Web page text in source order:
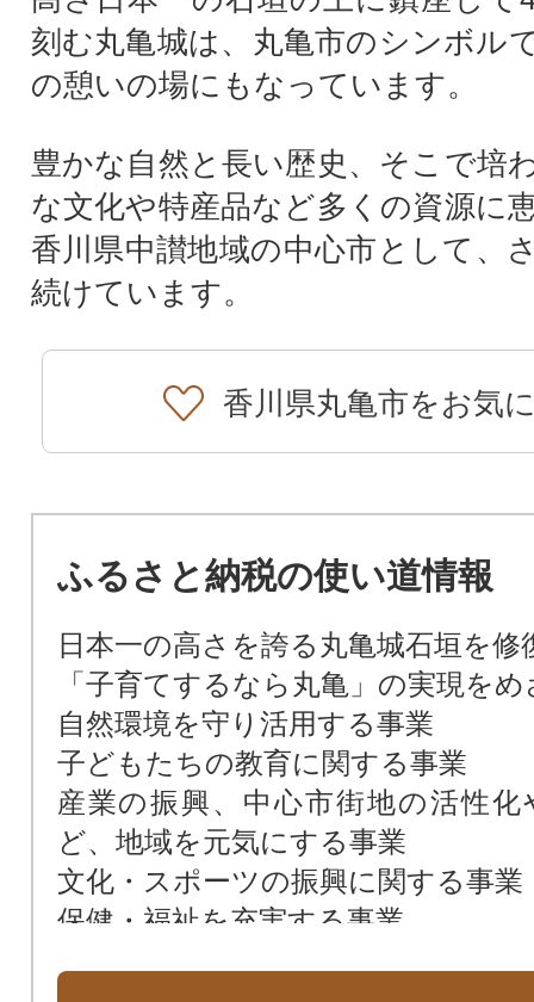
刻む丸亀城は、丸亀市のシンボル
の憩いの場にもなっています。
豊かな自然と長い歴史、そこで培
な文化や特産品など多くの資源に
香川県中讃地域の中心市として、
続けています。
香川県丸亀市をお気
ふるさと納税の使い道情報
日本一の高さを誇る丸亀城石垣を修
「子育てするなら丸亀」の実現を
自然環境を守り活用する事業
子どもたちの教育に関する事業
産業の振興、中心市街地の活性化
ど、地域を元気にする事業
文化・スポーツの振興に関する事業
保健・福祉を充実する事業